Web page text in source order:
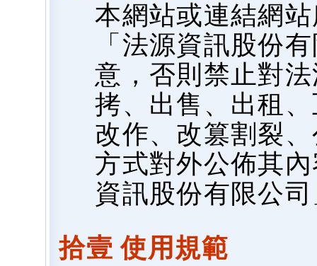
本網站或連結網
「法源資訊股份
意，否則禁止對
拷、出售、出租
改作、改篡割裂
方式對外公佈其
資訊股份有限公
拾壹 使用規範